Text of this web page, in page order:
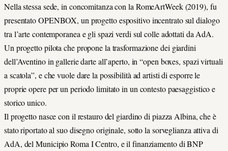
Nella stessa sede, in concomitanza con la RomeArtWeek (2019), fu
presentato OPENBOX, un progetto espositivo incentrato sul dialogo
tra l’arte contemporanea e gli spazi verdi sul colle adottati da AdA.
Un progetto pilota che propone la trasformazione dei giardini
dell’Aventino in gallerie darte all’aperto, in “open boxes, spazi virtuali
a scatola”, e che vuole dare la possibilità ad artisti di esporre le
proprie opere per un periodo limitato in un contesto paesaggistico e
storico unico.
Il progetto nasce con il restauro del giardino di piazza Albina, che è
stato riportato al suo disegno originale, sotto la sorveglianza attiva di
AdA, del Municipio Roma I Centro, e il finanziamento di BNP